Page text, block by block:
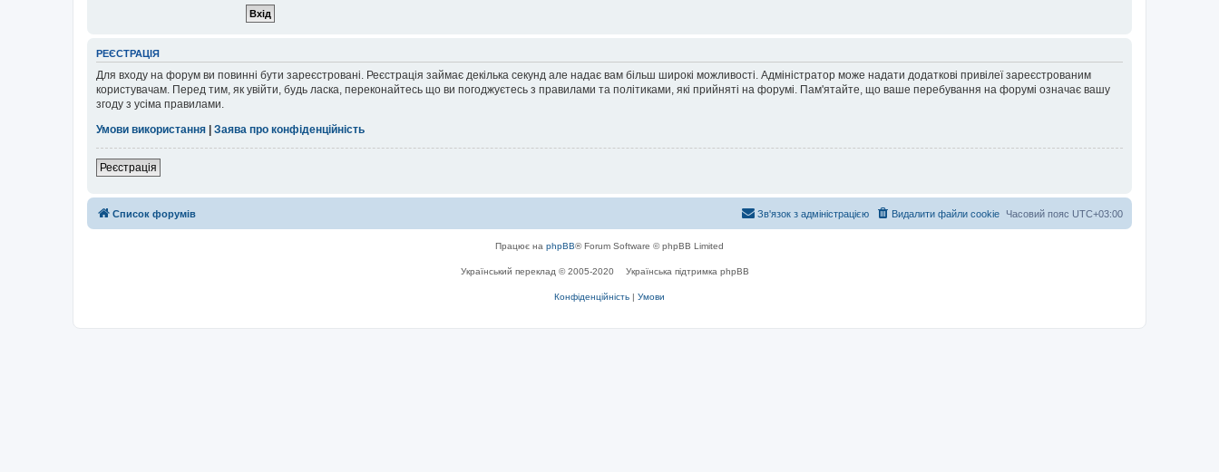
РЕЄСТРАЦІЯ
Для входу на форум ви повинні бути зареєстровані. Реєстрація займає декілька секунд але надає вам більш широкі можливості. Адміністратор може надати додаткові привілеї зареєстрованим
користувачам. Перед тим, як увійти, будь ласка, переконайтесь що ви погоджуєтесь з правилами та політиками, які прийняті на форумі. Пам'ятайте, що ваше перебування на форумі означає вашу
згоду з усіма правилами.
Умови використання | Заява про конфіденційність
Реєстрація
Список форумів Часовий пояс UTC+03:00
Видалити файли cookie
Зв'язок з адміністрацією
Працює на phpBB® Forum Software © phpBB Limited
Український переклад © 2005-2020 Українська підтримка phpBB
Конфіденційність | Умови